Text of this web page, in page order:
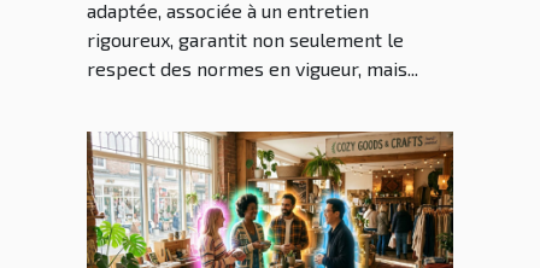
adaptée, associée à un entretien
rigoureux, garantit non seulement le
respect des normes en vigueur, mais...